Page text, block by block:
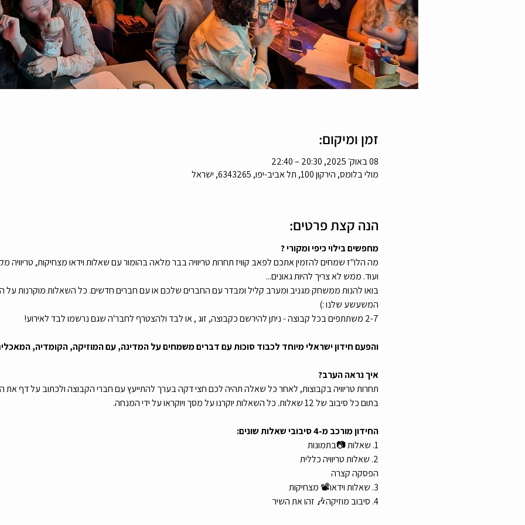
זמן ומיקום:
08 באוק׳ 2025, 20:30 – 22:40
מולי בלומס, הירקון 100, תל אביב-יפו, 6343265, ישראל
הנה קצת פרטים:
מחפשים בילוי כיפי ומקורי ?
מה הלו"ז שמחים להזמין אתכם לפאב קוויז תחרות טריוויה בבר מלאה בהומור עם שאלות וידאו מצחיקות, טריוויה
ועוד. ממש לא צריך להיות גאונים...
בואו להנות ממשחק מגניב ומערב קליל ומבדר עם החברים שלכם או עם חברים חדשים. כל השאלות מוקרנות על
המשעשע שלנו :)
2-7 משתתפים בכל קבוצה - ניתן להירשם כקבוצה, זוג , או לבד ולהצטרף לחבר'ה שגם נרשמו לבד לאירוע!
והפעם חידון ישראלי מיוחד לכבוד סוכות עם דברים משמחים על המדינה, עם המוזיקה, הקומדיה,
איך נראה הערב?
תחרות טריוויה בקבוצות, לאחר כל שאלה תהיה לכם חצי דקה בערך להתייעץ עם חברי הקבוצה ולכתוב על דף
בתום כל סיבוב של 12 שאלות. כל השאלות יוקרנו על מסך ויוקראו על ידי המנחה.
החידון מורכב מ-4 סיבובי שאלות שונים:
1. שאלות 📷בתמונות
2. שאלות טריוויה כללית
הפסקה קצרה
3. שאלות וידאו📽️ מצחיקות
4. סיבוב מוזיקה🎶 זהו את השיר